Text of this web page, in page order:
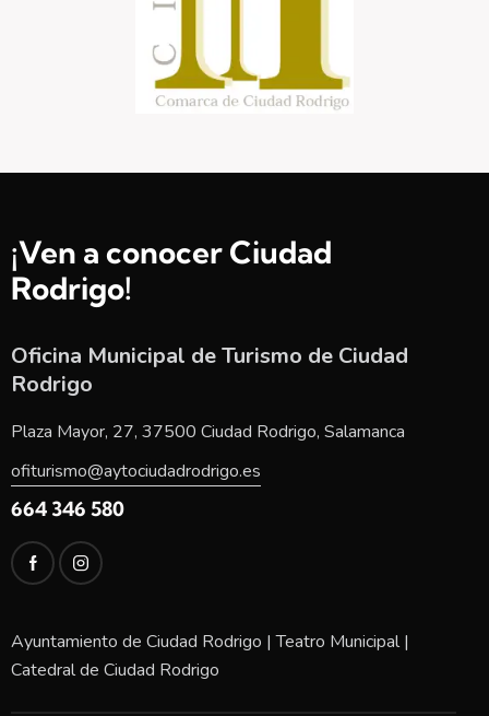
¡Ven a conocer Ciudad
Rodrigo!
Oficina Municipal de Turismo de Ciudad
Rodrigo
Plaza Mayor, 27, 37500 Ciudad Rodrigo, Salamanca
ofiturismo@aytociudadrodrigo.es
664 346 580
Ayuntamiento de Ciudad Rodrigo |Teatro Municipal|
Catedral de Ciudad Rodrigo